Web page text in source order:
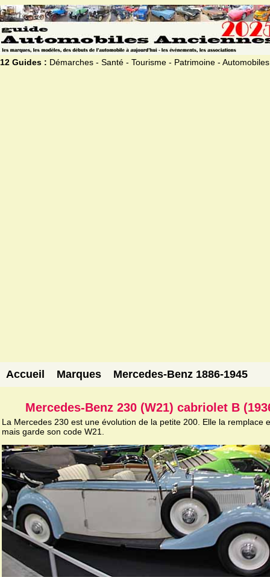
12 Guides : Démarches - Santé - Tourisme - Patrimoine - Automobiles
Accueil Marques Mercedes-Benz 1886-1945
Mercedes-Benz 230 (W21) cabriolet B
La Mercedes 230 est une évolution de la petite 200. Elle la remplace
mais garde son code W21.